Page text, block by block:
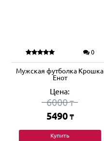
0
Мужская футболка Крошка
Енот
Цена:
6000₸
5490 ₸
Купить